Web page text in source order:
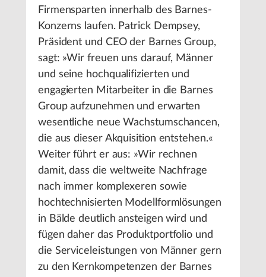
Firmensparten innerhalb des Barnes-
Konzerns laufen. Patrick Dempsey,
Präsident und CEO der Barnes Group,
sagt: »Wir freuen uns darauf, Männer
und seine hochqualifizierten und
engagierten Mitarbeiter in die Barnes
Group aufzunehmen und erwarten
wesentliche neue Wachstumschancen,
die aus dieser Akquisition entstehen.«
Weiter führt er aus: »Wir rechnen
damit, dass die weltweite Nachfrage
nach immer komplexeren sowie
hochtechnisierten Modellformlösungen
in Bälde deutlich ansteigen wird und
fügen daher das Produktportfolio und
die Serviceleistungen von Männer gern
zu den Kernkompetenzen der Barnes